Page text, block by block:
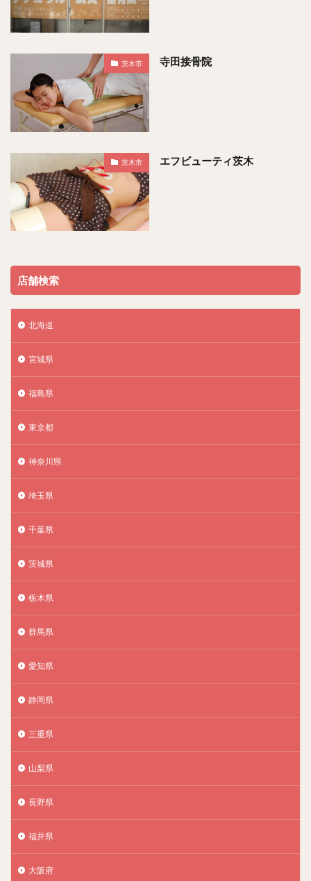
茨木市 寺田接骨院
茨木市 エフビューティ茨木
店舗検索
北海道
宮城県
福島県
東京都
神奈川県
埼玉県
千葉県
茨城県
栃木県
群馬県
愛知県
静岡県
三重県
山梨県
長野県
福井県
大阪府